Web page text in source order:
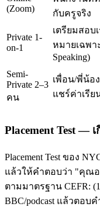
(Zoom)
กับครูจริง
Private 1-
on-1
เตรียมสอบ
หมายเฉพา
Speaking)
Semi-
Private 2–3
คน
เพื่อน/พี่น้อ
แชร์ค่าเรีย
Placement Test —
Placement Test ของ
แล้วให้คำตอบว่า "คุณอ
ตามมาตรฐาน CEFR:
BBC/podcast แล้วตอบ